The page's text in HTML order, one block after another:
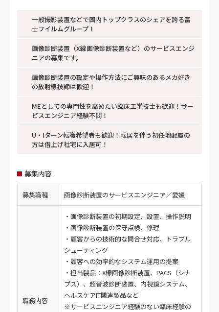
一般撮影装置などで国内トップクラスのシェアを誇る富
士フイルムグループ！
画像診断装置（X線画像診断装置など）のサービスエンジ
ニアの募集です。
画像診断装置の設定や操作方法にご興味のあるメカ好き
の放射線技師は歓迎！
MEとしての専門性を高めたい臨床工学技士も歓迎！サー
ビスエンジニア経験不問！
U・Iターン転職希望者も歓迎！転居を伴う初任地配属の
方は借上げ社宅に入居可！
募集内容
募集職種 画像診断装置のサービスエンジニア／愛媛
職務内容
・画像診断装置の初期設定、設置、操作説明
・画像診断装置の保守点検、修理
・顧客からの技術的な問合せ対応、トラブル
シューティング
・顧客への効率的なシステム運用の提案
・担当製品：X線画像診断装置、PACS（シナ
プス）、超音波診断装置、内視鏡システム、
ヘルスケアIT関連製品など
※サービスエンジニア経験のない臨床経験の